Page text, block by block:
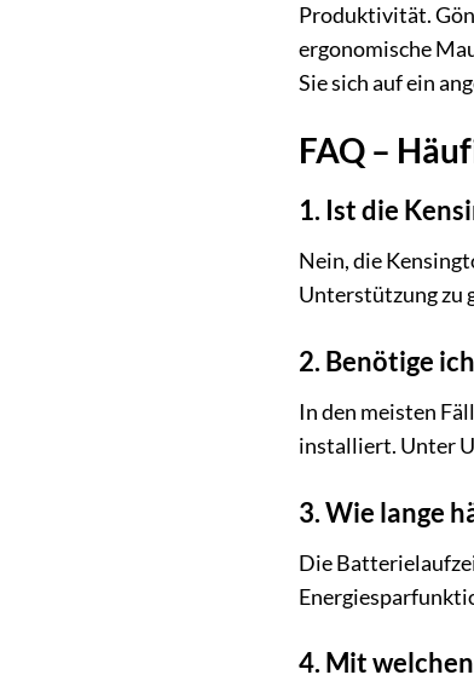
Produktivität.
ergonomische
Sie sich auf ein
FAQ –
1. Ist die
Nein, die
Unterstützung zu
2. Benötige
In den meisten
installiert. Unter
3. Wie lange
Die
4. Mit